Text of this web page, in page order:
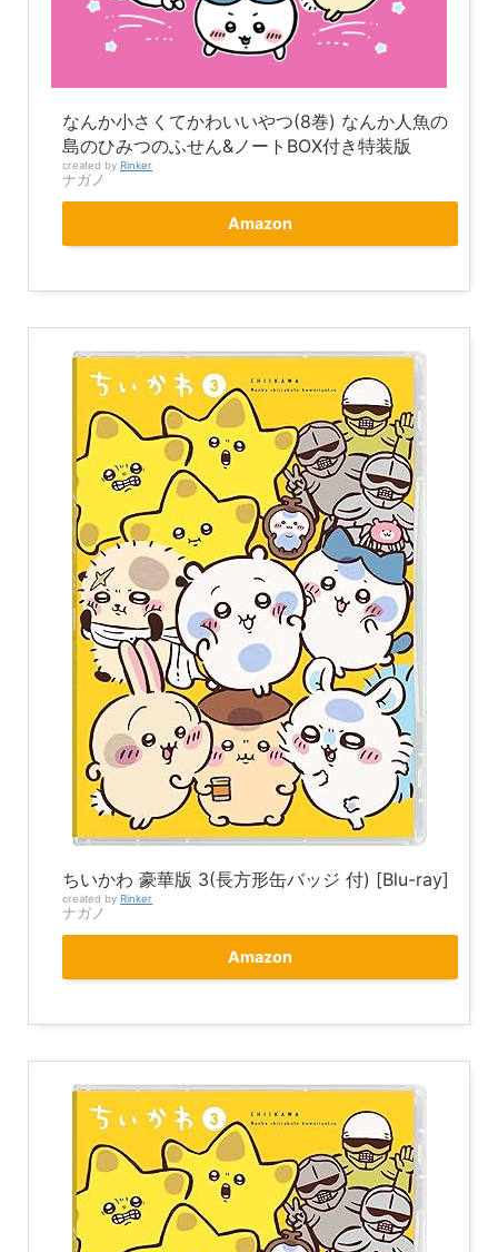
なんか小さくてかわいいやつ(8巻) なんか人魚の
島のひみつのふせん&ノートBOX付き特装版
created by Rinker
ナガノ
Amazon
ちいかわ 豪華版 3(長方形缶バッジ 付) [Blu-ray]
created by Rinker
ナガノ
Amazon